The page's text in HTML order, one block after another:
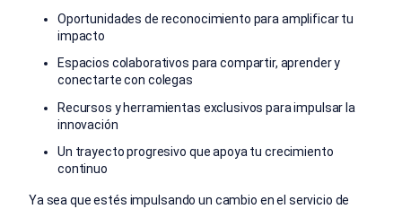
Oportunidades de reconocimiento para amplificar tu
impacto
Espacios colaborativos para compartir, aprender y
conectarte con colegas
Recursos y herramientas exclusivos para impulsar la
innovación
Un trayecto progresivo que apoya tu crecimiento
continuo
Ya sea que estés impulsando un cambio en el servicio de